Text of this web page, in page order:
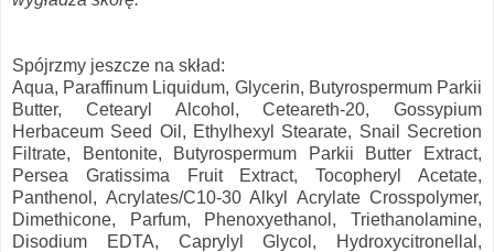
Spójrzmy jeszcze na skład:
Aqua, Paraffinum Liquidum, Glycerin, Butyrospermum Parkii
Butter, Cetearyl Alcohol, Ceteareth-20, Gossypium
Herbaceum Seed Oil, Ethylhexyl Stearate, Snail Secretion
Filtrate, Bentonite, Butyrospermum Parkii Butter Extract,
Persea Gratissima Fruit Extract, Tocopheryl Acetate,
Panthenol, Acrylates/C10-30 Alkyl Acrylate Crosspolymer,
Dimethicone, Parfum, Phenoxyethanol, Triethanolamine,
Disodium EDTA, Caprylyl Glycol, Hydroxycitronellal,